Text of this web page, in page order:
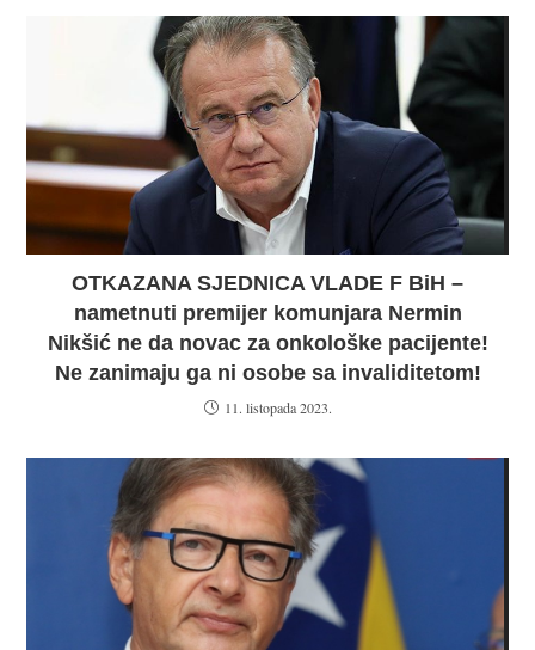
OTKAZANA SJEDNICA VLADE F BiH –
nametnuti premijer komunjara Nermin
Nikšić ne da novac za onkološke pacijente!
Ne zanimaju ga ni osobe sa invaliditetom!
11. listopada 2023.